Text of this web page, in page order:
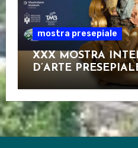
mostra presepiale
XXX MOSTRA
D’ARTE